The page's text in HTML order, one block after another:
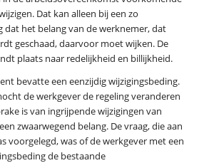
Dat kan alleen bij een zo
dat het belang van de werknemer, dat
geschaad, daarvoor moet wijken. De
plaats naar redelijkheid en billijkheid.
bevatte een eenzijdig wijzigingsbeding.
de werkgever de regeling veranderen
is van ingrijpende wijzigingen van
zwaarwegend belang. De vraag, die aan
voorgelegd, was of de werkgever met een
de bestaande